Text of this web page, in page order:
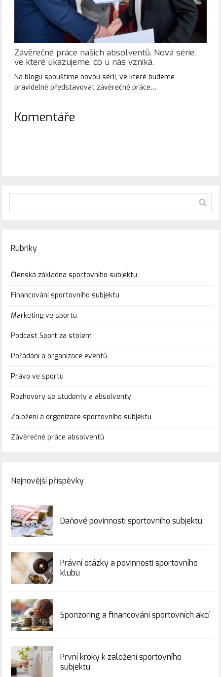
Závěrečné práce našich absolventů. Nová série,
ve které ukazujeme, co u nás vzniká.
Na blogu spouštíme novou sérii, ve které budeme
pravidelně představovat závěrečné práce…
Komentáře
Rubriky
Členská základna sportovního subjektu
Financování sportovního subjektu
Marketing ve sportu
Podcast Sport za stolem
Pořádání a organizace eventů
Právo ve sportu
Rozhovory se studenty a absolventy
Založení a organizace sportovního subjektu
Závěrečné práce absolventů
Nejnovější příspěvky
Daňové povinnosti sportovního subjektu
Právní otázky a povinnosti sportovního
klubu
Sponzoring a financování sportovních akcí
První kroky k založení sportovního
subjektu